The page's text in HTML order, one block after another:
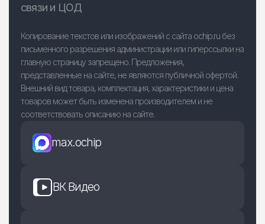
связи и ЦОД
Копирование текстов или изображений с сайта ochip.ru без
письменного разрешения администрации или гиперссылки на
главную страницу запрещено. Предложения,
представленные на сайте, не являются публичной офертой.
Внешний вид товара, комплектация, характеристики и цена
товаров может быть изменена производителем и не
соответствовать описанию на сайте.
max.ochip
ВК Видео